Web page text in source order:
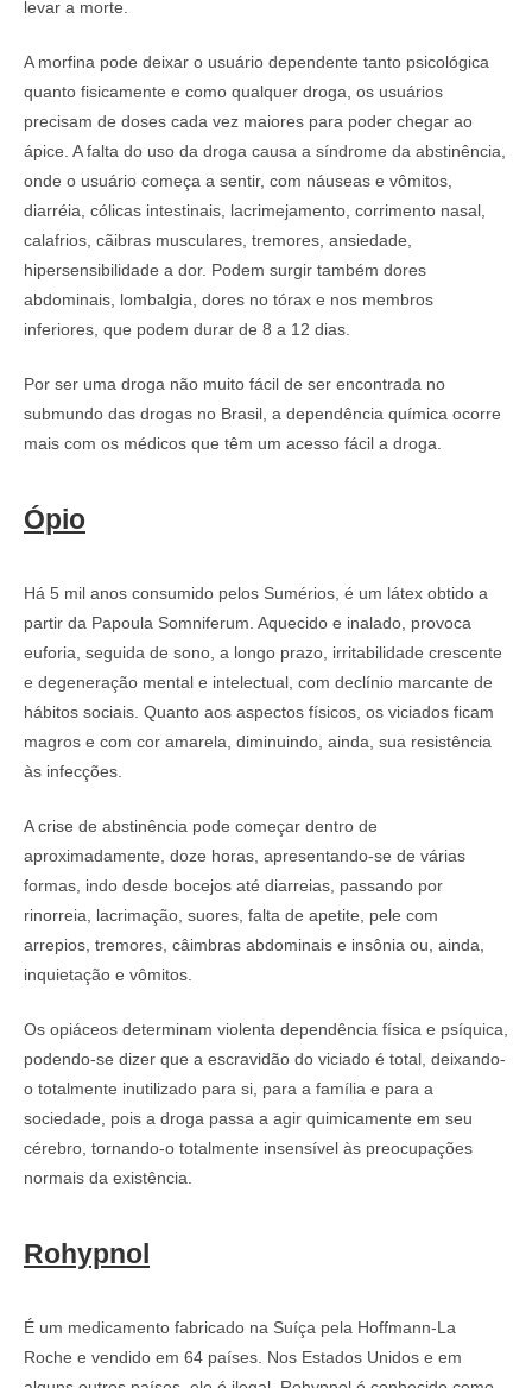
levar a morte.
A morfina pode deixar o usuário dependente tanto psicológica
quanto fisicamente e como qualquer droga, os usuários
precisam de doses cada vez maiores para poder chegar ao
ápice. A falta do uso da droga causa a síndrome da abstinência,
onde o usuário começa a sentir, com náuseas e vômitos,
diarréia, cólicas intestinais, lacrimejamento, corrimento nasal,
calafrios, cãibras musculares, tremores, ansiedade,
hipersensibilidade a dor. Podem surgir também dores
abdominais, lombalgia, dores no tórax e nos membros
inferiores, que podem durar de 8 a 12 dias.
Por ser uma droga não muito fácil de ser encontrada no
submundo das drogas no Brasil, a dependência química ocorre
mais com os médicos que têm um acesso fácil a droga.
Ópio
Há 5 mil anos consumido pelos Sumérios, é um látex obtido a
partir da Papoula Somniferum. Aquecido e inalado, provoca
euforia, seguida de sono, a longo prazo, irritabilidade crescente
e degeneração mental e intelectual, com declínio marcante de
hábitos sociais. Quanto aos aspectos físicos, os viciados ficam
magros e com cor amarela, diminuindo, ainda, sua resistência
às infecções.
A crise de abstinência pode começar dentro de
aproximadamente, doze horas, apresentando-se de várias
formas, indo desde bocejos até diarreias, passando por
rinorreia, lacrimação, suores, falta de apetite, pele com
arrepios, tremores, câimbras abdominais e insônia ou, ainda,
inquietação e vômitos.
Os opiáceos determinam violenta dependência física e psíquica,
podendo-se dizer que a escravidão do viciado é total, deixando-
o totalmente inutilizado para si, para a família e para a
sociedade, pois a droga passa a agir quimicamente em seu
cérebro, tornando-o totalmente insensível às preocupações
normais da existência.
Rohypnol
É um medicamento fabricado na Suíça pela Hoffmann-La
Roche e vendido em 64 países. Nos Estados Unidos e em